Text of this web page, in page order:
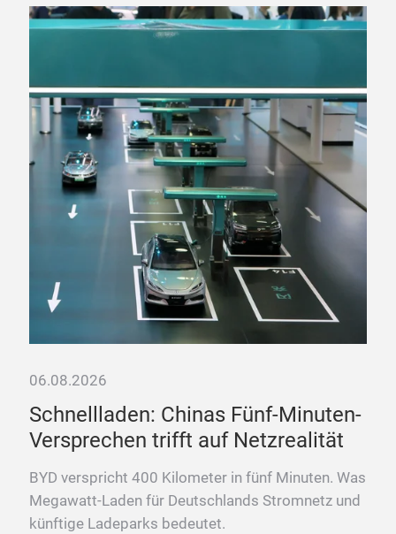
06.08.2026
Schnellladen: Chinas Fünf-Minuten-
Versprechen trifft auf Netzrealität
BYD verspricht 400 Kilometer in fünf Minuten. Was
Megawatt-Laden für Deutschlands Stromnetz und
künftige Ladeparks bedeutet.